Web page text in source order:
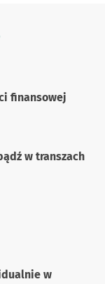
finansowej
w transzach
w